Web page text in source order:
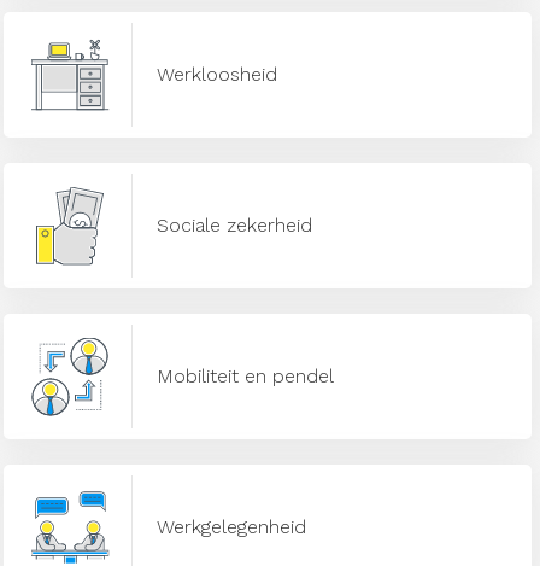
Werkloosheid
Sociale zekerheid
Mobiliteit en pendel
Werkgelegenheid